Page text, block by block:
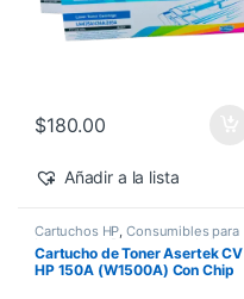
$180.00
Añadir a la lista
Cartuchos HP,Consumibles para
Impresoras , Descuentos de la
Semana,Descuentos del MES,
Genéricos HP,Toner Asertek
Cartucho de Toner Asertek CV
HP 150A (W1500A) Con Chip